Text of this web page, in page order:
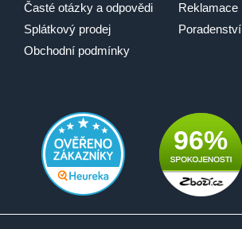
Časté otázky a odpovědi
Splátkový prodej
Obchodní podmínky
Reklamace
Poradenství
96%